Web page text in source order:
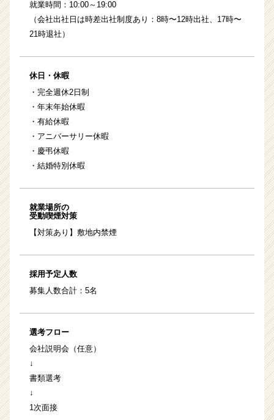
就業時間：10:00～19:00
（会社出社日は時差出社制度あり：8時〜12時出社、17時〜
21時退社）
休日・休暇
・完全週休2日制
・年末年始休暇
・有給休暇
・アニバーサリー休暇
・慶弔休暇
・結婚特別休暇
就業場所の
受動喫煙対策
【対策あり】敷地内禁煙
採用予定人数
募集人数合計：5名
選考フロー
会社説明会（任意）
↓
書類選考
↓
1次面接